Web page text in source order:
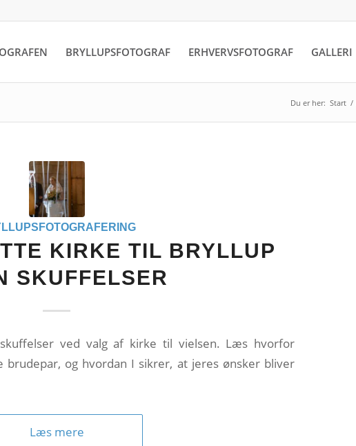
BRYLLUPSFOTOGRAF ERHVERVSFOTOGRAF GALLERI
Du er her: Start /
KIRKE TIL BRYLLUP
SKUFFELSER
ved valg af kirke til vielsen. Læs hvorfor
og hvordan I sikrer, at jeres ønsker bliver
Læs mere